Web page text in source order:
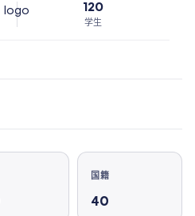
120
学生
国籍
40